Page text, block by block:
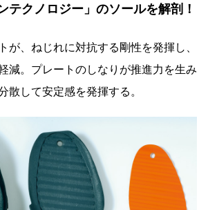
テクノロジー」のソールを解剖！
が、ねじれに対抗する剛性を発揮し、
減。プレートのしなりが推進力を生み
散して安定感を発揮する。